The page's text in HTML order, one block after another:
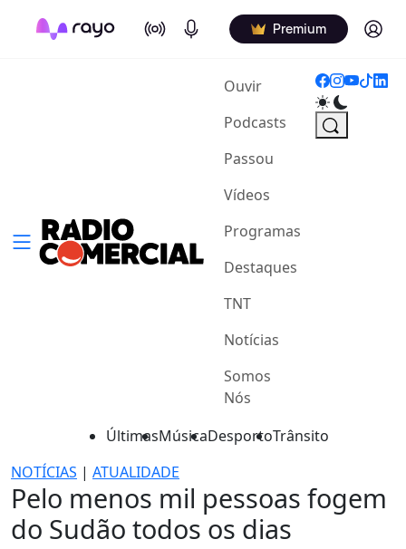
On Air Podcasts Premium Log in
Ouvir(current)
Podcasts
Passou
Vídeos
Programas
Destaques
TNT
Notícias
Somos
Nós
ÚltimasMúsicaDesportoTrânsito
NOTÍCIAS | ATUALIDADE
Pelo menos mil pessoas fogem
do Sudão todos os dias